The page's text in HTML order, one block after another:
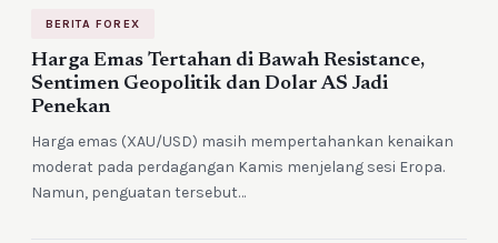
BERITA FOREX
Harga Emas Tertahan di Bawah Resistance,
Sentimen Geopolitik dan Dolar AS Jadi
Penekan
Harga emas (XAU/USD) masih mempertahankan kenaikan
moderat pada perdagangan Kamis menjelang sesi Eropa.
Namun, penguatan tersebut…